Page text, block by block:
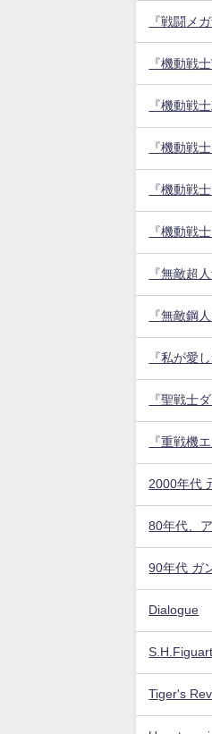
『戦闘メ
『機動戦
『機動戦
『機動戦
『機動戦
『機動戦
『無敵超
『無敵鋼
『私が愛
『聖戦士
『重戦機
2000年代
80年代、
90年代 ガ
Dialogue
Tiger's